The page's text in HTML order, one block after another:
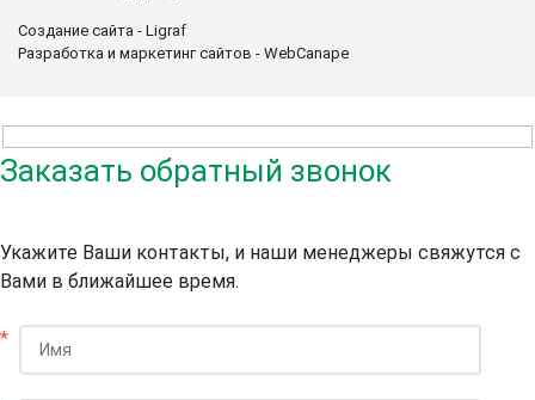
Создание сайта - Ligraf
Разработка и маркетинг сайтов - WebCanape
Заказать обратный звонок
Укажите Ваши контакты, и наши менеджеры свяжутся с
Вами в ближайшее время.
*